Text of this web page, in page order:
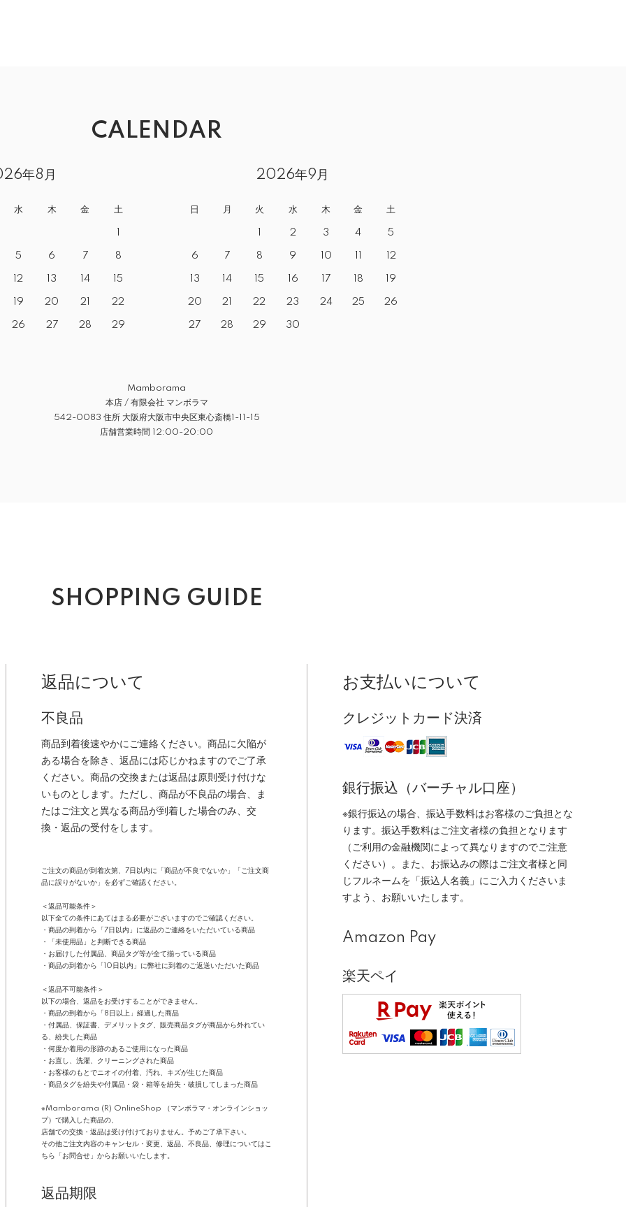
CALENDAR
年8月
水 木 金 土
5 6 7 8
12 13 14 15
19 20 21 22
26 27 28 29
2026年9月
日 月 火 水 木 金 土
2 3 4 5
6 7 8 9 10 12
13 14 15 16 17 18 19
20 21 22 23 24 25 26
27 28 29 30
Mamborama
本店 / 有限会社 マンボラマ
542-0083 住所 大阪府大阪市中央区東心斎橋1-11-15
店舗営業時間 12:00-20:00
SHOPPING GUIDE
返品について
不良品
商品到着後速やかにご連絡ください。商品に欠陥が
ある場合を除き、返品には応じかねますのでご了承
ください。商品の交換または返品は原則受け付けな
いものとします。ただし、商品が不良品の場合、ま
たはご注文と異なる商品が到着した場合のみ、交
換・返品の受付をします。
ご注文の商品が到着次第、7日以内に「商品が不良でないか」「ご注文商
品に誤りがないか」を必ずご確認ください。
＜返品可能条件＞
以下全ての条件にあてはまる必要がございますのでご確認ください。
・商品の到着から「7日以内」に返品のご連絡をいただいている商品
・「未使用品」と判断できる商品
・お届けした付属品、商品タグ等が全て揃っている商品
・商品の到着から「10日以内」に弊社に到着のご返送いただいた商品
＜返品不可能条件＞
以下の場合、返品をお受けすることができません。
・商品の到着から「8日以上」経過した商品
・付属品、保証書、デメリットタグ、販売商品タグが商品から外れてい
る、紛失した商品
・何度か着用の形跡のあるご使用になった商品
・お直し、洗濯、クリーニングされた商品
・お客様のもとでニオイの付着、汚れ、キズが生じた商品
・商品タグを紛失や付属品・袋・箱等を紛失・破損してしまった商品
※Mamborama (R) OnlineShop （マンボラマ・オンラインショッ
プ）で購入した商品の、
店舗での交換・返品は受け付けておりません。予めご了承下さい。
その他ご注文内容のキャンセル・変更、返品、不良品、修理についてはこ
ちら「お問合せ」からお願いいたします。
返品期限
お支払いについて
クレジットカード決済
銀行振込（バーチャル口座）
※銀行振込の場合、振込手数料はお客様のご負担とな
ります。振込手数料はご注文者様の負担となります
（ご利用の金融機関によって異なりますのでご注意
ください）。また、お振込みの際はご注文者様と同
じフルネームを「振込人名義」にご入力くださいま
すよう、お願いいたします。
Amazon Pay
楽天ペイ